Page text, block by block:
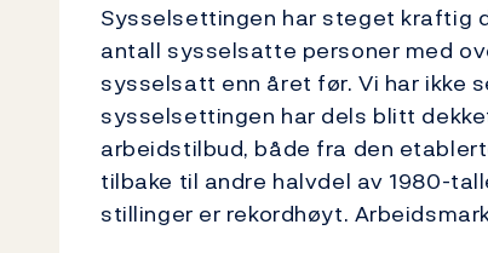
Sysselsettingen har steget kraftig
antall sysselsatte personer med
sysselsatt enn året før. Vi har ikke
sysselsettingen har dels blitt
arbeidstilbud, både fra den
tilbake til andre halvdel av 1980-
stillinger er rekordhøyt.